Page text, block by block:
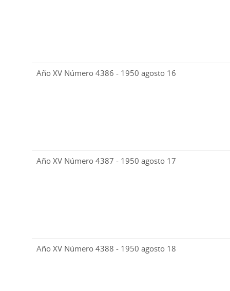
Año XV Número 4386 - 1950 agosto 16
Año XV Número 4387 - 1950 agosto 17
Año XV Número 4388 - 1950 agosto 18